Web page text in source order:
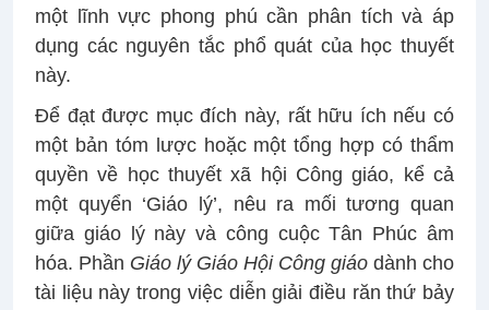
một lĩnh vực phong phú cần phân tích và áp
dụng các nguyên tắc phổ quát của học thuyết
này.
Để đạt được mục đích này, rất hữu ích nếu có
một bản tóm lược hoặc một tổng hợp có thẩm
quyền về học thuyết xã hội Công giáo, kể cả
một quyển ‘Giáo lý’, nêu ra mối tương quan
giữa giáo lý này và công cuộc Tân Phúc âm
hóa. Phần Giáo lý Giáo Hội Công giáo dành cho
tài liệu này trong việc diễn giải điều răn thứ bảy